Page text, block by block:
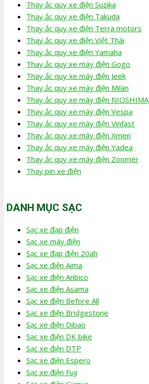
Thay ắc quy xe điện Suzika
Thay ắc quy xe điện Takuda
Thay ắc quy xe điện Terra motors
Thay ắc quy xe điện Việt Thái
Thay ắc quy xe điện Yamaha
Thay ắc quy xe máy điện Gogo
Thay ắc quy xe máy điện Jeek
Thay ắc quy xe máy điện Milan
Thay ắc quy xe máy điện NIOSHIMA
Thay ắc quy xe máy điện Vespa
Thay ắc quy xe máy điện Vinfast
Thay ắc quy xe máy điện Xmen
Thay ắc quy xe máy điện Yadea
Thay ắc quy xe máy điện Zoomer
Thay pin xe điện
DANH MỤC SẠC
Sạc xe đạp điện
Sạc xe máy điện
Sạc xe đạp điện 20ah
Sạc xe điện Aima
Sạc xe điện Anbico
Sạc xe điện Asama
Sạc xe điện Before All
Sạc xe điện Bridgestone
Sạc xe điện Dibao
Sạc xe điện DK bike
Sạc xe điện DTP
Sạc xe điện Espero
Sạc xe điện Fuji